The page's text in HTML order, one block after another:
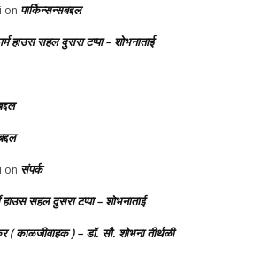
on पार्किन्सन्सबद्दल
हाउस सहल दुसरा टप्पा – शोभनाताई
on संपर्क
हाउस सहल दुसरा टप्पा – शोभनाताई
( काळजीवाहक ) – डॉ. सौ. शोभना तीर्थळी